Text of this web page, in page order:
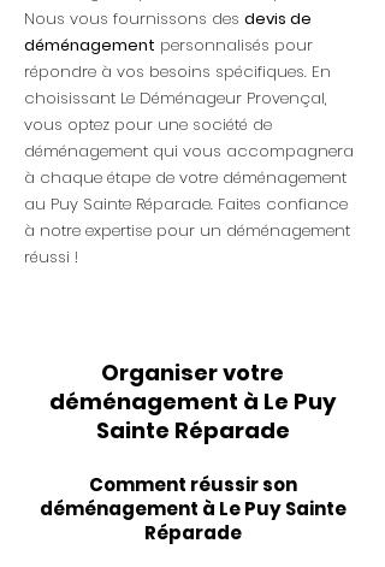
Nous vous fournissons des devis de
déménagement personnalisés pour
répondre à vos besoins spécifiques. En
choisissant Le Déménageur Provençal,
vous optez pour une société de
déménagement qui vous accompagnera
à chaque étape de votre déménagement
au Puy Sainte Réparade. Faites confiance
à notre expertise pour un déménagement
réussi !
Organiser votre
déménagement à Le Puy
Sainte Réparade
Comment réussir son
déménagement à Le Puy Sainte
Réparade